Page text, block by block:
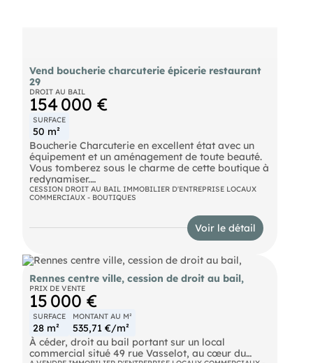
Vend boucherie charcuterie épicerie restaurant
29
DROIT AU BAIL
154 000 €
SURFACE
50 m²
Boucherie Charcuterie en excellent état avec un
équipement et un aménagement de toute beauté.
Vous tomberez sous le charme de cette boutique à
redynamiser.
Forte d'une clientèle au pouvoir d'achat important,
ce magasin est destiné à un professionnel de la
Leshoraires d'ouvertures actuels permettent
Prix du droit au bail 154000€ FAI
Une visite s'impose.
Votre conseiller IMMOBILIER & COMMERCE :
Agent commercial (Entreprise individuelle)
RSAC 483267969
CESSION DROIT AU BAIL IMMOBILIER D'ENTREPRISE LOCAUX
COMMERCIAUX - BOUTIQUES
Voir le détail
Rennes centre ville, cession de droit au bail,
PRIX DE VENTE
15 000 €
SURFACE
28 m²
MONTANT AU M²
535,71 €/m²
À céder, droit au bail portant sur un local
commercial situé 49 rue Vasselot, au cœur du